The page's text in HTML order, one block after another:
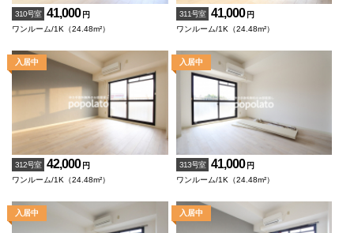
310号室 41,000 円
ワンルーム/1K（24.48m²）
311号室 41,000 円
ワンルーム/1K（24.48m²）
312号室 42,000 円
ワンルーム/1K（24.48m²）
313号室 41,000 円
ワンルーム/1K（24.48m²）